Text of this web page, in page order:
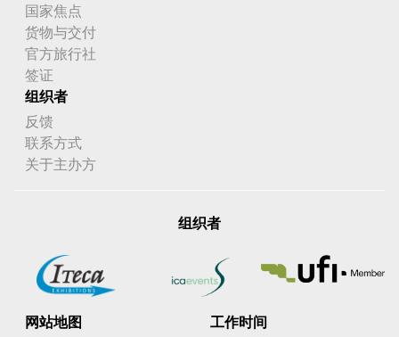
国家焦点
货物与交付
官方旅行社
签证
组织者
反馈
联系方式
关于主办方
组织者
网站地图
工作时间